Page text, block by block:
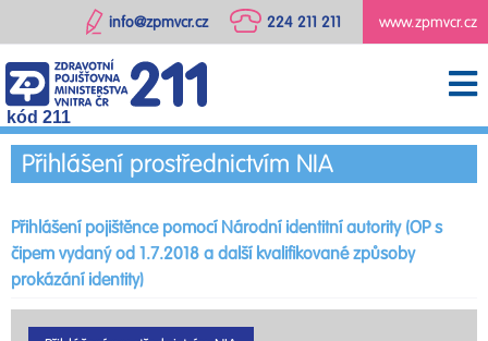
www.zpmvcr.cz
224 211 211
info@zpmvcr.cz
kód 211
Přihlášení prostřednictvím NIA
Přihlášení pojištěnce pomocí Národní identitní autority (OP s
čipem vydaný od 1.7.2018 a další kvalifikované způsoby
prokázání identity)